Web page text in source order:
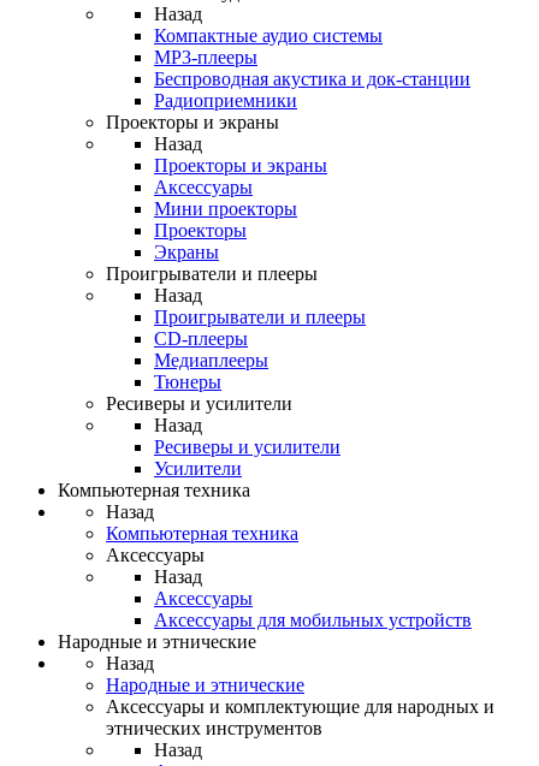
Назад
Компактные аудио системы
MP3-плееры
Беспроводная акустика и док-станции
Радиоприемники
Проекторы и экраны
Назад
Проекторы и экраны
Аксессуары
Мини проекторы
Проекторы
Экраны
Проигрыватели и плееры
Назад
Проигрыватели и плееры
CD-плееры
Медиаплееры
Тюнеры
Ресиверы и усилители
Назад
Ресиверы и усилители
Усилители
Компьютерная техника
Назад
Компьютерная техника
Аксессуары
Назад
Аксессуары
Аксессуары для мобильных устройств
Народные и этнические
Назад
Народные и этнические
Аксессуары и комплектующие для народных и
этнических инструментов
Назад